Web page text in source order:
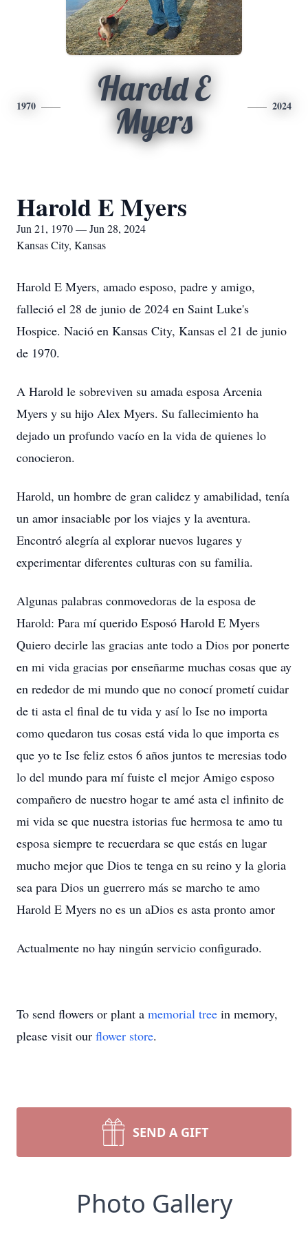
1970
Harold E
Myers
2024
Harold E Myers
Jun 21, 1970 — Jun 28, 2024
Kansas City, Kansas
Harold E Myers, amado esposo, padre y amigo,
falleció el 28 de junio de 2024 en Saint Luke's
Hospice. Nació en Kansas City, Kansas el 21 de junio
de 1970.
A Harold le sobreviven su amada esposa Arcenia
Myers y su hijo Alex Myers. Su fallecimiento ha
dejado un profundo vacío en la vida de quienes lo
conocieron.
Harold, un hombre de gran calidez y amabilidad, tenía
un amor insaciable por los viajes y la aventura.
Encontró alegría al explorar nuevos lugares y
experimentar diferentes culturas con su familia.
Algunas palabras conmovedoras de la esposa de
Harold: Para mí querido Esposó Harold E Myers
Quiero decirle las gracias ante todo a Dios por ponerte
en mi vida gracias por enseñarme muchas cosas que ay
en rededor de mi mundo que no conocí prometí cuidar
de ti asta el final de tu vida y así lo Ise no importa
como quedaron tus cosas está vida lo que importa es
que yo te Ise feliz estos 6 años juntos te meresias todo
lo del mundo para mí fuiste el mejor Amigo esposo
compañero de nuestro hogar te amé asta el infinito de
mi vida se que nuestra istorias fue hermosa te amo tu
esposa siempre te recuerdara se que estás en lugar
mucho mejor que Dios te tenga en su reino y la gloria
sea para Dios un guerrero más se marcho te amo
Harold E Myers no es un aDios es asta pronto amor
Actualmente no hay ningún servicio configurado.
To send flowers or plant a memorial tree in memory,
please visit our flower store.
SEND A GIFT
Photo Gallery